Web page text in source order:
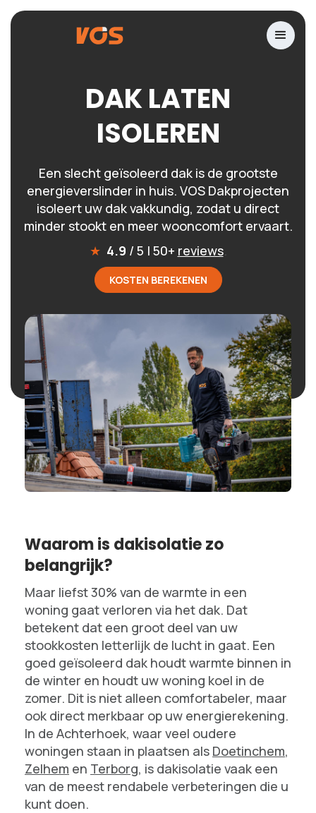
DAK LATEN
ISOLEREN
Een slecht geïsoleerd dak is de grootste
energieverslinder in huis. VOS Dakprojecten
isoleert uw dak vakkundig, zodat u direct
minder stookt en meer wooncomfort ervaart.
★ 4.9 / 5 | 50+ reviews.
KOSTEN BEREKENEN
Waarom is dakisolatie zo
belangrijk?
Maar liefst 30% van de warmte in een
woning gaat verloren via het dak. Dat
betekent dat een groot deel van uw
stookkosten letterlijk de lucht in gaat. Een
goed geïsoleerd dak houdt warmte binnen in
de winter en houdt uw woning koel in de
zomer. Dit is niet alleen comfortabeler, maar
ook direct merkbaar op uw energierekening.
In de Achterhoek, waar veel oudere
woningen staan in plaatsen als Doetinchem,
Zelhem en Terborg, is dakisolatie vaak een
van de meest rendabele verbeteringen die u
kunt doen.